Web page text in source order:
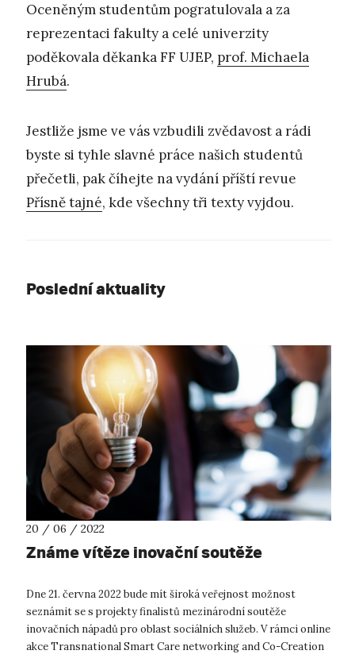
Oceněným studentům pogratulovala a za
reprezentaci fakulty a celé univerzity
poděkovala děkanka FF UJEP, prof. Michaela
Hrubá.
Jestliže jsme ve vás vzbudili zvědavost a rádi
byste si tyhle slavné práce našich studentů
přečetli, pak číhejte na vydání příští revue
Přísně tajné, kde všechny tři texty vyjdou.
Poslední aktuality
20 / 06 / 2022
Známe vítěze inovační soutěže
Dne 21. června 2022 bude mít široká veřejnost možnost
seznámit se s projekty finalistů mezinárodní soutěže
inovačních nápadů pro oblast sociálních služeb. V rámci online
akce Transnational Smart Care networking and Co-Creation